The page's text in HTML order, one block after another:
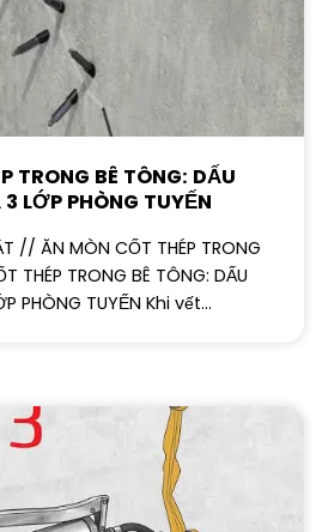
TRONG BÊ TÔNG: DẤU
LỚP PHÒNG TUYẾN
// ĂN MÒN CỐT THÉP TRONG
THÉP TRONG BÊ TÔNG: DẤU
PHÒNG TUYẾN Khi vết...